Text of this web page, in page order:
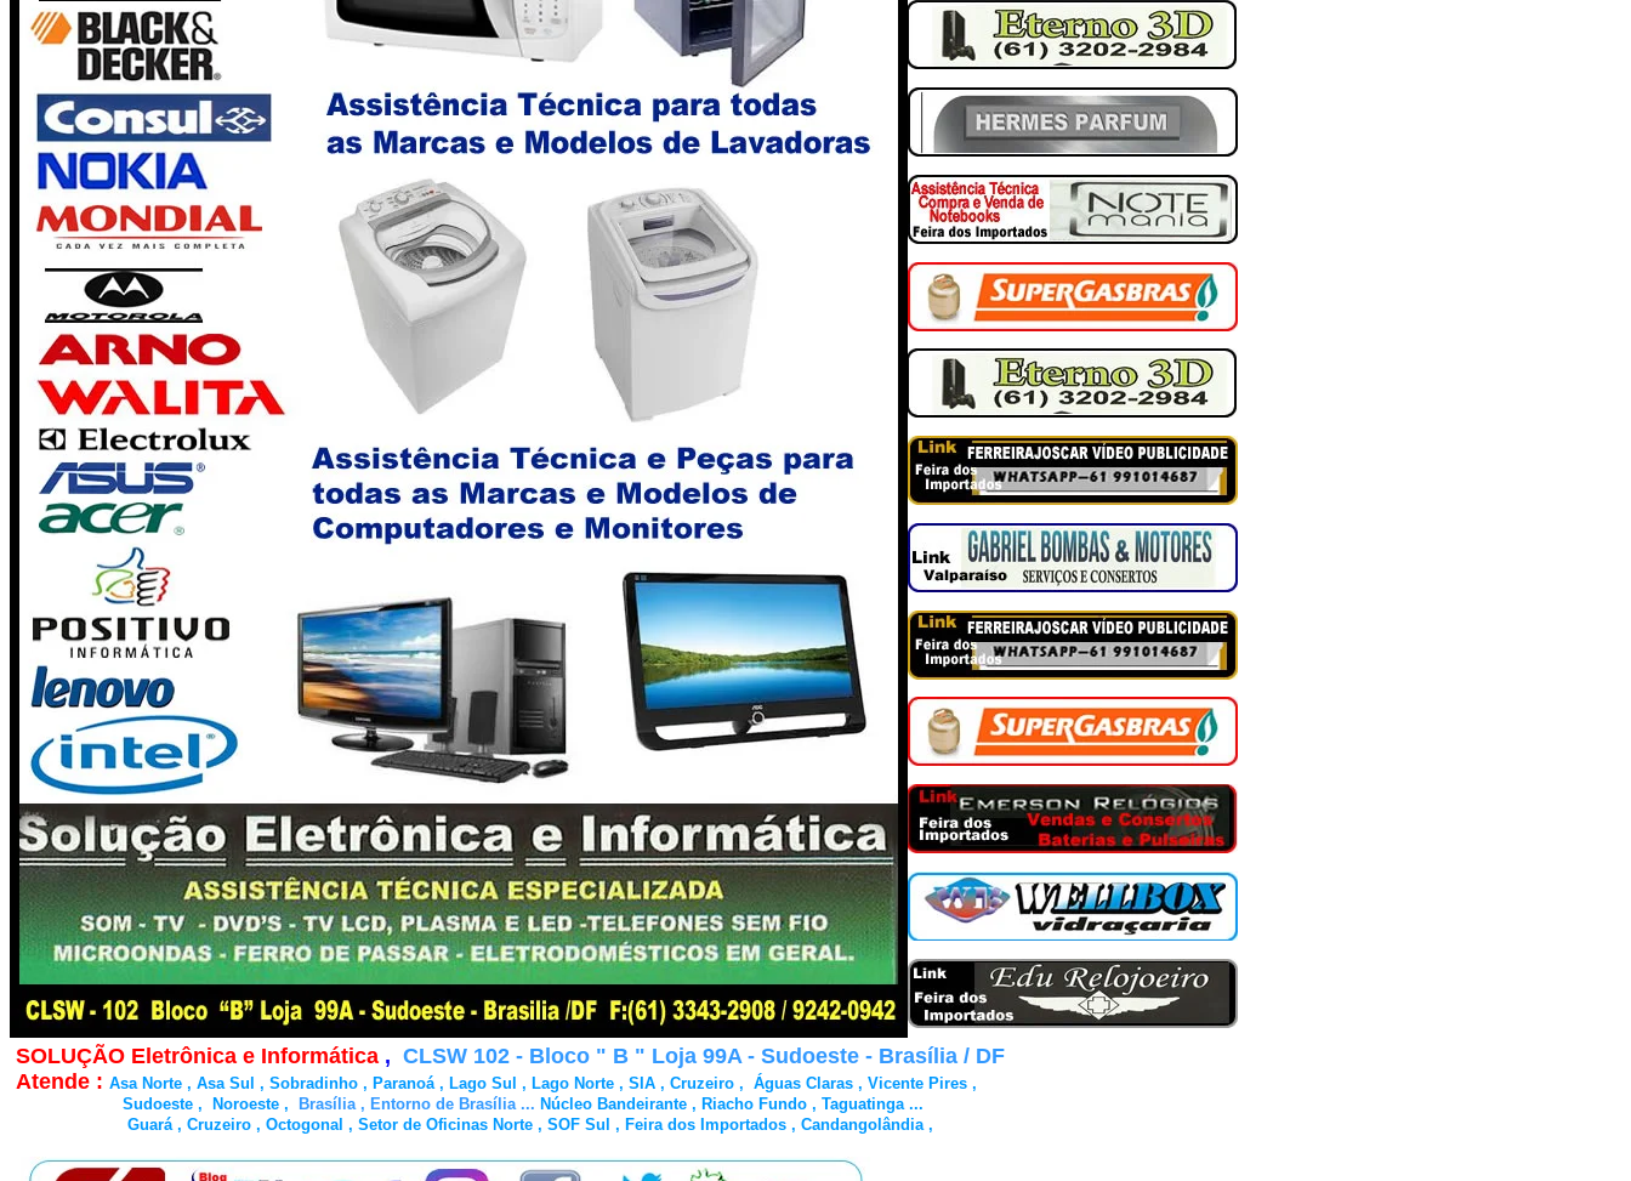
SOLUÇÃO Eletrônica e Informática , CLSW 102 - Bloco " B " Loja 99A - Sudoeste - Brasília / DF
Atende : Asa Norte , Asa Sul , Sobradinho , Paranoá , Lago Sul , Lago Norte , SIA , Cruzeiro , Águas Claras , Vicente Pires ,
Sudoeste , Noroeste ,
Brasília , Entorno de Brasília ... Núcleo Bandeirante , Riacho Fundo , Taguatinga ...
Guará , Cruzeiro , Octogonal , Setor de Oficinas Norte , SOF Sul , Feira dos Importados , Candangolândia ,